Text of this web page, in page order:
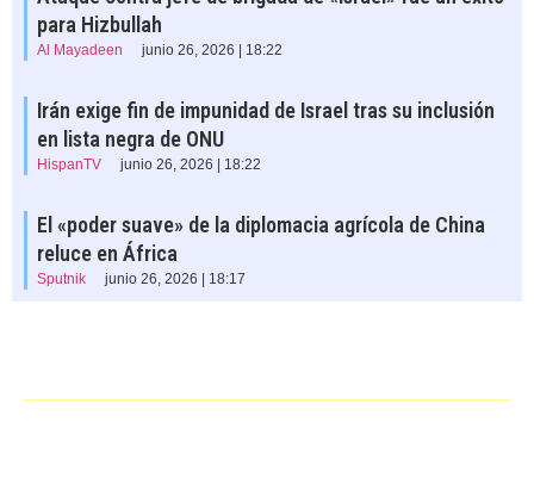
para Hizbullah
Al Mayadeen junio 26, 2026 | 18:22
Irán exige fin de impunidad de Israel tras su inclusión
en lista negra de ONU
HispanTV junio 26, 2026 | 18:22
El «poder suave» de la diplomacia agrícola de China
reluce en África
Sputnik junio 26, 2026 | 18:17